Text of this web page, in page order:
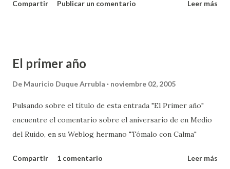
ideas y cuando ya he hecho borradores de ellas las elimino.
diferentes versiones y correcciones van quedando
eliminadas en cierta forma, solo hay registro de cuando
automáticamente me manda un correo electrónico pero
usualmente hay modificaciones posteriores hasta que dejo
una versión como final pero siempre dispuesta a sufrir
Compartir Publicar un comentario Leer más
El primer año
De Mauricio Duque Arrubla noviembre 02, 2005
Pulsando sobre el título de esta entrada "El Primer año"
encuentre el comentario sobre el aniversario de en Medio
del Ruido, en su Weblog hermano "Tómalo con Calma"
Compartir 1 comentario Leer más